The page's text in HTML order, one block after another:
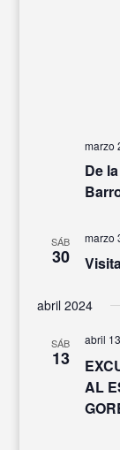
De
marzo
SÁB
30
marzo
abril 2024
SÁB
13
AL
abril